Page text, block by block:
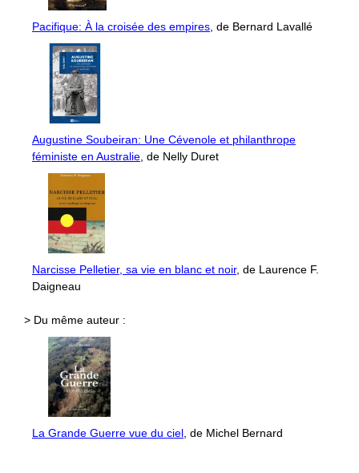
Pacifique: À la croisée des empires, de Bernard Lavallé
Augustine Soubeiran: Une Cévenole et philanthrope
féministe en Australie, de Nelly Duret
Narcisse Pelletier, sa vie en blanc et noir, de Laurence F.
Daigneau
> Du même auteur :
La Grande Guerre vue du ciel, de Michel Bernard